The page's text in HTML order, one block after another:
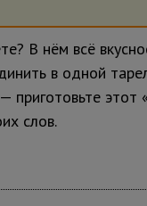
В нём всё
в одной
приготовьте
слов.